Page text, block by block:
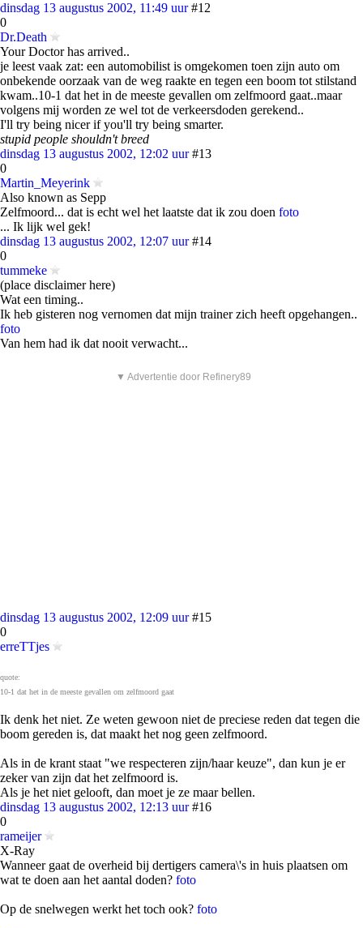
dinsdag 13 augustus 2002, 11:49 uur #12
0
Dr.Death
Your Doctor has arrived..
je leest vaak zat: een automobilist is omgekomen toen zijn auto om
onbekende oorzaak van de weg raakte en tegen een boom tot stilstand
kwam..10-1 dat het in de meeste gevallen om zelfmoord gaat..maar
volgens mij worden ze wel tot de verkeersdoden gerekend..
I'll try being nicer if you'll try being smarter.
stupid people shouldn't breed
dinsdag 13 augustus 2002, 12:02 uur #13
0
Martin_Meyerink
Also known as Sepp
Zelfmoord... dat is echt wel het laatste dat ik zou doen foto
... Ik lijk wel gek!
dinsdag 13 augustus 2002, 12:07 uur #14
0
tummeke
(place disclaimer here)
Wat een timing..
Ik heb gisteren nog vernomen dat mijn trainer zich heeft opgehangen..
foto
Van hem had ik dat nooit verwacht...
▼ Advertentie door Refinery89
dinsdag 13 augustus 2002, 12:09 uur #15
0
erreTTjes
quote:
10-1 dat het in de meeste gevallen om zelfmoord gaat
Ik denk het niet. Ze weten gewoon niet de preciese reden dat tegen die
boom gereden is, dat maakt het nog geen zelfmoord.
Als in de krant staat "we respecteren zijn/haar keuze", dan kun je er
zeker van zijn dat het zelfmoord is.
Als je het niet gelooft, dan moet je ze maar bellen.
dinsdag 13 augustus 2002, 12:13 uur #16
0
rameijer
X-Ray
Wanneer gaat de overheid bij dertigers camera\'s in huis plaatsen om
wat te doen aan het aantal doden? foto
Op de snelwegen werkt het toch ook? foto